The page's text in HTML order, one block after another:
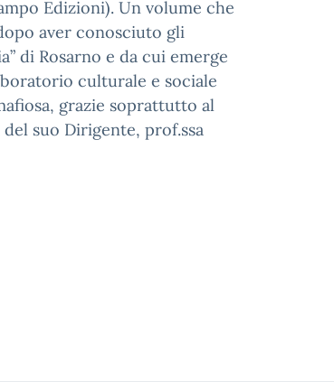
Edizioni). Un volume che
aver conosciuto gli
di Rosarno e da cui emerge
culturale e sociale
grazie soprattutto al
suo Dirigente, prof.ssa